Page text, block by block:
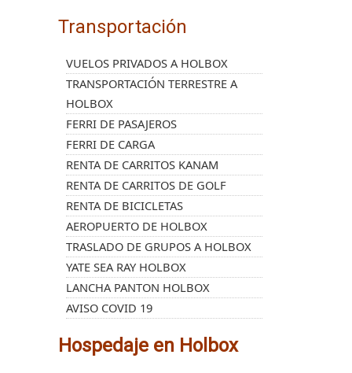
Transportación
VUELOS PRIVADOS A HOLBOX
TRANSPORTACIÓN TERRESTRE A
HOLBOX
FERRI DE PASAJEROS
FERRI DE CARGA
RENTA DE CARRITOS KANAM
RENTA DE CARRITOS DE GOLF
RENTA DE BICICLETAS
AEROPUERTO DE HOLBOX
TRASLADO DE GRUPOS A HOLBOX
YATE SEA RAY HOLBOX
LANCHA PANTON HOLBOX
AVISO COVID 19
Hospedaje en Holbox